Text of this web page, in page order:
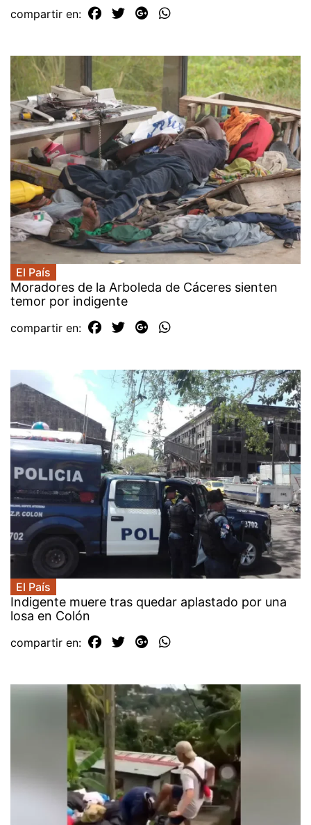
compartir en:
El País
Moradores de la Arboleda de Cáceres sienten
temor por indigente
compartir en:
El País
Indigente muere tras quedar aplastado por una
losa en Colón
compartir en: